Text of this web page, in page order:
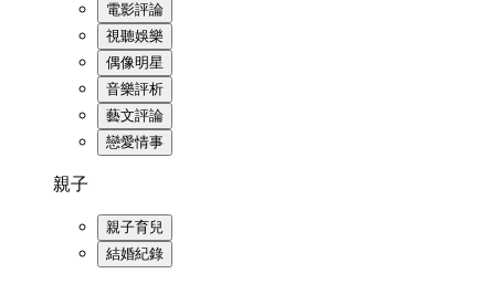
電影評論
視聽娛樂
偶像明星
音樂評析
藝文評論
戀愛情事
親子
親子育兒
結婚紀錄